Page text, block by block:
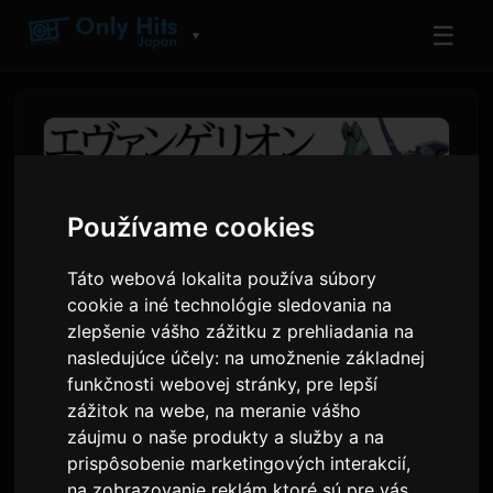
Používame cookies
Táto webová lokalita používa súbory
cookie a iné technológie sledovania na
zlepšenie vášho zážitku z prehliadania na
nasledujúce účely: na umožnenie základnej
funkčnosti webovej stránky, pre lepší
zážitok na webe, na meranie vášho
záujmu o naše produkty a služby a na
prispôsobenie marketingových interakcií,
▼ ☰
Spin-off románová séria
Evangelion ANIMA vychádza
ako audiokniha